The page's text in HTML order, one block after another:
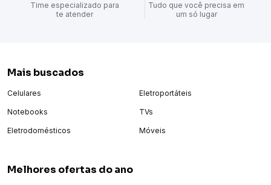
Time especializado para
te atender
Tudo que você precisa em
um só lugar
Mais buscados
Celulares
Notebooks
Eletrodomésticos
Eletroportáteis
TVs
Móveis
Melhores ofertas do ano